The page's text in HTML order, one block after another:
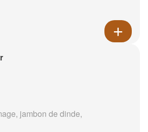
jambon de dinde,